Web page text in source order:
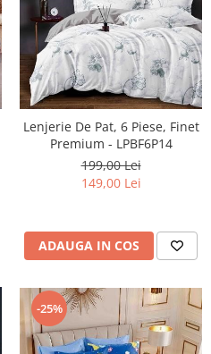
Lenjerie De Pat, 6 Piese, Finet
Premium - LPBF6P14
199,00 Lei
149,00 Lei
ADAUGA IN COS
-25%